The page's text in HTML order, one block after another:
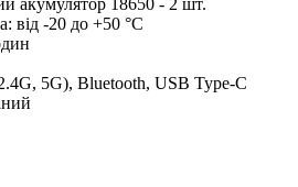
акумулятор 18650 - 2 шт.
від -20 до +50 °C
5G), Bluetooth, USB Type-C